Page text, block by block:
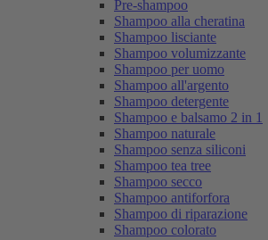
Pre-shampoo
Shampoo alla cheratina
Shampoo lisciante
Shampoo volumizzante
Shampoo per uomo
Shampoo all'argento
Shampoo detergente
Shampoo e balsamo 2 in 1
Shampoo naturale
Shampoo senza siliconi
Shampoo tea tree
Shampoo secco
Shampoo antiforfora
Shampoo di riparazione
Shampoo colorato